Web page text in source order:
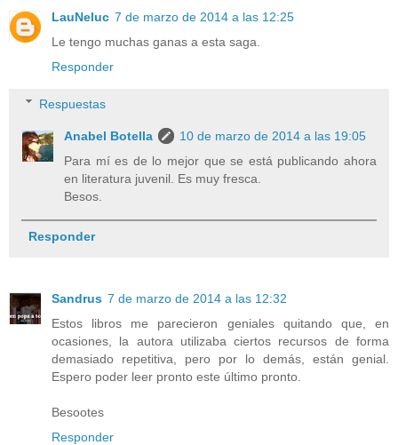
LauNeluc 7 de marzo de 2014 a las 12:25
Le tengo muchas ganas a esta saga.
Responder
Respuestas
Anabel Botella
10 de marzo de 2014 a las 19:05
Para mí es de lo mejor que se está publicando ahora
en literatura juvenil. Es muy fresca.
Besos.
Responder
Sandrus 7 de marzo de 2014 a las 12:32
Estos libros me parecieron geniales quitando que, en
ocasiones, la autora utilizaba ciertos recursos de forma
demasiado repetitiva, pero por lo demás, están genial.
Espero poder leer pronto este último pronto.
Besootes
Responder